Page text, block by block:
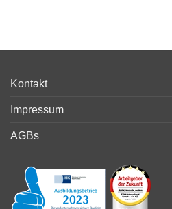
Kontakt
Impressum
AGBs